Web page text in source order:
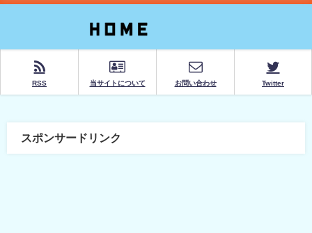
RSS 当サイトについて お問い合わせ Twitter
スポンサードリンク